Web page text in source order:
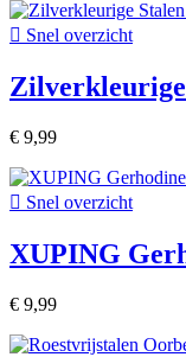
 Snel overzicht
Zilverkleurige
€ 9,99
 Snel overzicht
XUPING
€ 9,99